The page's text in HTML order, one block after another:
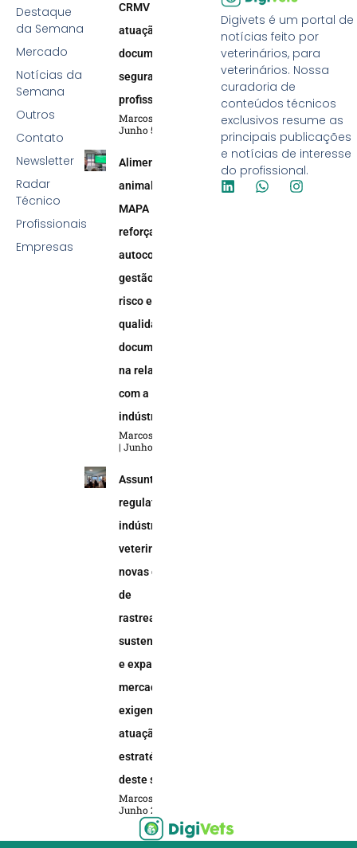
Digivets é um portal de
notícias feito por
veterinários, para
veterinários. Nossa
curadoria de
conteúdos técnicos
exclusivos resume as
principais publicações
e notícias de interesse
do profissional.
Destaque
da Semana
Mercado
Notícias da
Semana
Outros
Contato
Newsletter
Radar
Técnico
Profissionais
Empresas
CRMV reforça
atuação efetiva,
documentação e
segurança
profissional
Marcos Soares
Junho 5, 2026
Alimentação
animal:
MAPA
reforça
autocontrole,
gestão de
risco e
qualidade
documental
na relação
com a
indústria
Marcos Soares
Junho 5, 2026
Assuntos
regulatórios na
indústria
veterinária:
novas demandas
de
rastreabilidade,
sustentabilidade
e expansão do
mercado animal
exigem uma
atuação
estratégica
deste setor
Marcos Soares
Junho 2, 2026